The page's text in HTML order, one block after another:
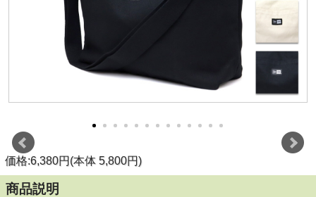
価格:6,380円(本体 5,800円)
商品説明